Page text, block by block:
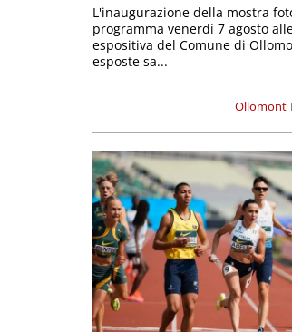
Ollomont
L'inaugurazione della mostra
programma venerdì 7 agosto
espositiva del Comune di
esposte sa...